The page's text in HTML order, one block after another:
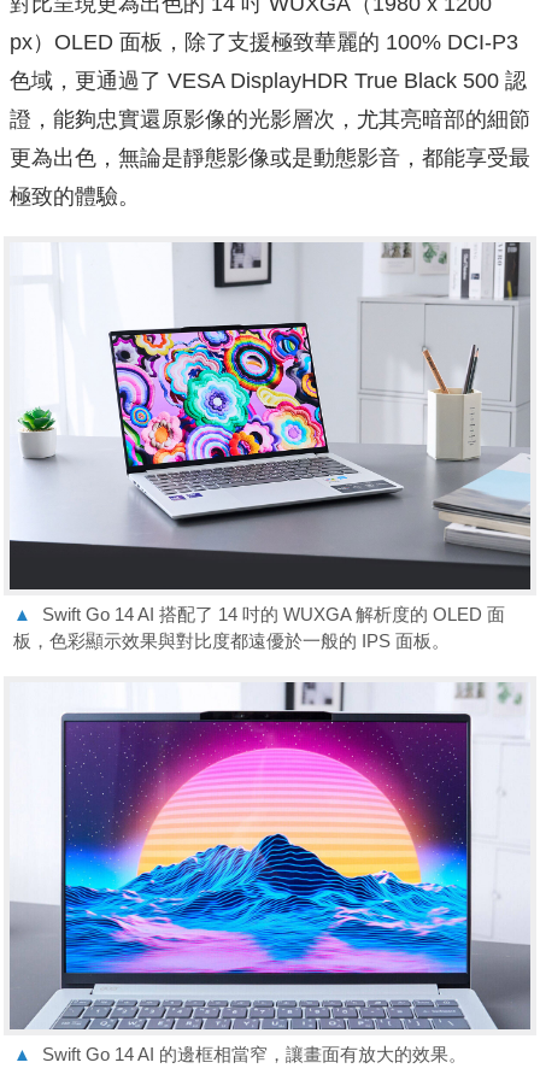
px）OLED 面板，除了支援極致華麗的 100% DCI-P3
色域，更通過了 VESA DisplayHDR True Black 500 認
證，能夠忠實還原影像的光影層次，尤其亮暗部的細節
更為出色，無論是靜態影像或是動態影音，都能享受最
極致的體驗。
▲
Swift Go 14 AI 搭配了 14 吋的 WUXGA 解析度的 OLED 面
板，色彩顯示效果與對比度都遠優於一般的 IPS 面板。
▲ Swift Go 14 AI 的邊框相當窄，讓畫面有放大的效果。